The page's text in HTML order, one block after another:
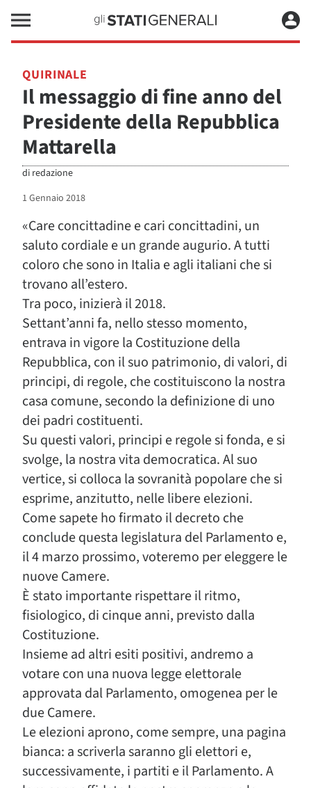
QUIRINALE
Il messaggio di fine anno del
Presidente della Repubblica
Mattarella
di redazione
1 Gennaio 2018
«Care concittadine e cari concittadini, un
saluto cordiale e un grande augurio. A tutti
coloro che sono in Italia e agli italiani che si
trovano all’estero.
Tra poco, inizierà il 2018.
Settant’anni fa, nello stesso momento,
entrava in vigore la Costituzione della
Repubblica, con il suo patrimonio, di valori, di
principi, di regole, che costituiscono la nostra
casa comune, secondo la definizione di uno
dei padri costituenti.
Su questi valori, principi e regole si fonda, e si
svolge, la nostra vita democratica. Al suo
vertice, si colloca la sovranità popolare che si
esprime, anzitutto, nelle libere elezioni.
Come sapete ho firmato il decreto che
conclude questa legislatura del Parlamento e,
il 4 marzo prossimo, voteremo per eleggere le
nuove Camere.
È stato importante rispettare il ritmo,
fisiologico, di cinque anni, previsto dalla
Costituzione.
Insieme ad altri esiti positivi, andremo a
votare con una nuova legge elettorale
approvata dal Parlamento, omogenea per le
due Camere.
Le elezioni aprono, come sempre, una pagina
bianca: a scriverla saranno gli elettori e,
successivamente, i partiti e il Parlamento. A